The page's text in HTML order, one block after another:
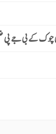
چوک کے بی جے پی